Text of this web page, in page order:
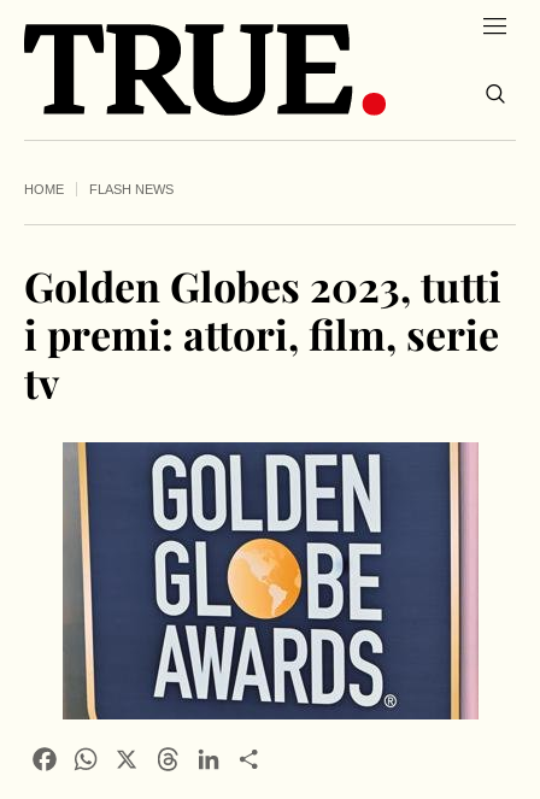
HOME FLASH NEWS
Golden Globes 2023, tutti
i premi: attori, film, serie
tv
FacebookWhatsApp ThreadsLinkedIn